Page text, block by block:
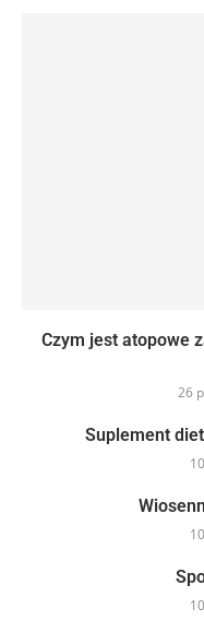
Czym jest atopowe
26
Suplement